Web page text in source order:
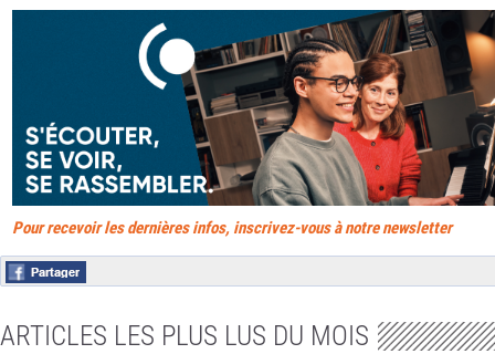
Pour recevoir les dernières infos, inscrivez-vous à notre newsletter
ARTICLES LES PLUS LUS DU MOIS